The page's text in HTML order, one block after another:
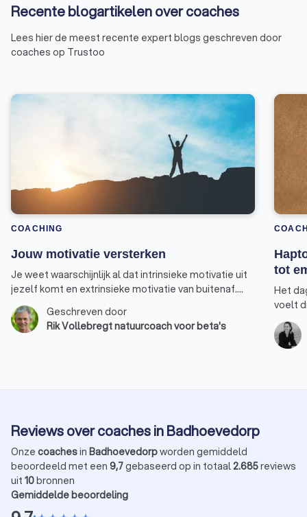
Recente blogartikelen over coaches
Lees hier de meest recente expert blogs geschreven door
coaches op Trustoo
COACHING
Jouw motivatie versterken
Je weet waarschijnlijk al dat intrinsieke motivatie uit
jezelf komt en extrinsieke motivatie van buitenaf.
Wanneer je extrinsiek gemotiveerd bent, doe je iets
omdat het moet, omdat je ervoor betaald wordt of
soms zelfs om een straf te ontlopen. Wanneer je
te behalen.
Geschreven door
Rik Vollebregt natuurcoach voor beta's
tot
Het
voelt
soms
betere
Reviews over coaches in Badhoevedorp
Onze coachesin Badhoevedorpworden gemiddeld
beoordeeld met een 9,7gebaseerd op in totaal2.685reviews
uit 10bronnen
Gemiddelde beoordeling